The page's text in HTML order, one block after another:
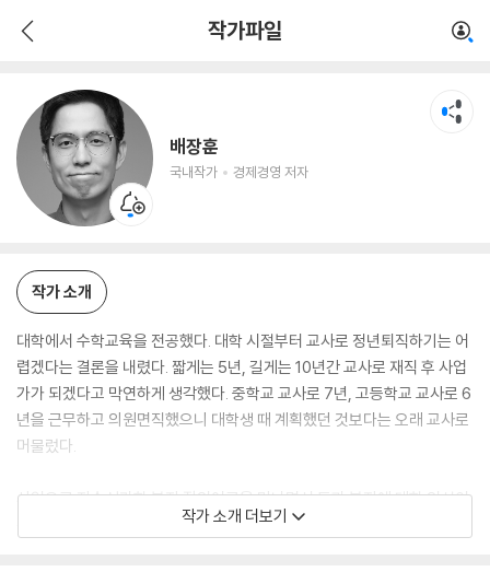
작가파일
배장훈
국내작가 경제경영 저자
경제경영 저자
작가 소개
대학에서 수학교육을 전공했다. 대학 시절부터 교사로 정년퇴직하기는 어
렵겠다는 결론을 내렸다. 짧게는 5년, 길게는 10년간 교사로 재직 후 사업
가가 되겠다고 막연하게 생각했다. 중학교 교사로 7년, 고등학교 교사로 6
년을 근무하고 의원면직했으니 대학생 때 계획했던 것보다는 오래 교사로
머물렀다.
사업으로 자수성가한 부자 장인어른을 만나면서 돈과 부자에 대한 인식이
완전히 뒤바뀌고 말았다. 안정적인 직업의 대명사인 교사를 그만두고 삼십
작가 소개 더보기